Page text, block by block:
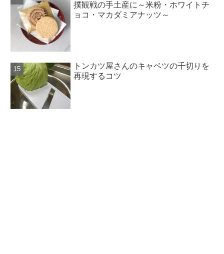
撲観戦の手土産に～米粉・ホワイトチ
ョコ・マカダミアナッツ～
トンカツ屋さんのキャベツの千切りを
再現するコツ